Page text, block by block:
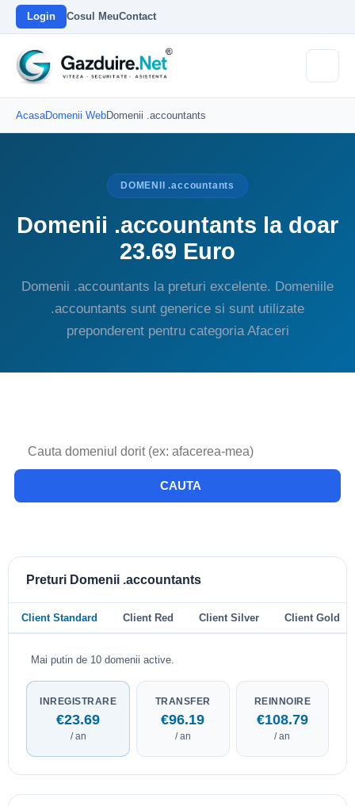
Login Cosul MeuContact
AcasaDomenii WebDomenii .accountants
DOMENII .accountants
Domenii .accountants la doar
23.69 Euro
Domenii .accountants la preturi excelente. Domeniile
.accountants sunt generice si sunt utilizate
preponderent pentru categoria Afaceri
CAUTA
Preturi Domenii .accountants
Client Standard Client Red Client Silver Client Gold
Mai putin de 10 domenii active.
INREGISTRARE
€23.69
/ an
TRANSFER
€96.19
/ an
REINNOIRE
€108.79
/ an